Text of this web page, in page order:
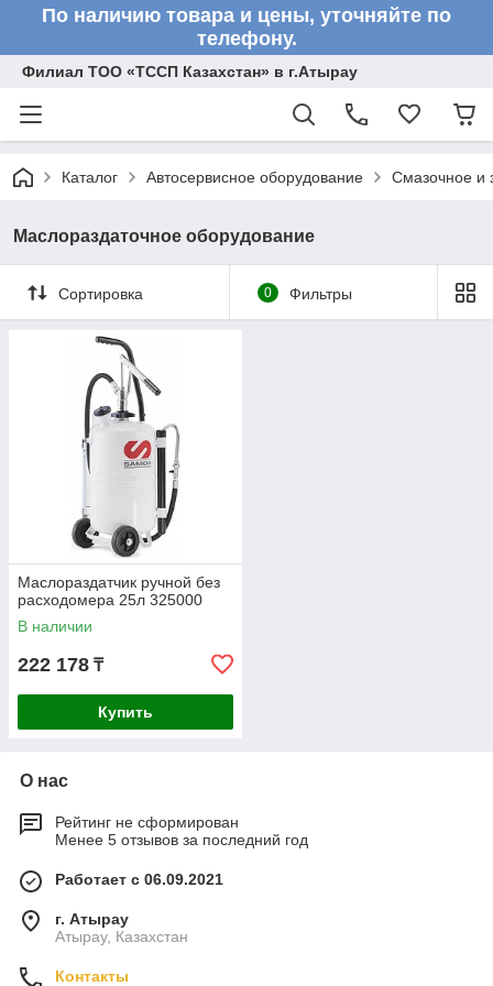
По наличию товара и цены, уточняйте по
телефону.
Филиал ТОО «ТССП Казахстан» в г.Атырау
Каталог Автосервисное оборудование Смазочное и
Маслораздаточное оборудование
Сортировка 0 Фильтры
Маслораздатчик ручной без
расходомера 25л 325000
В наличии
222 178 ₸
Купить
О нас
Рейтинг не сформирован
Менее 5 отзывов за последний год
Работает с 06.09.2021
г. Атырау
Атырау, Казахстан
Контакты